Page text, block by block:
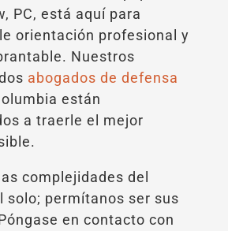
PC, está aquí para
orientación profesional y
Nuestros
abogados de defensa
están
a traerle el mejor
complejidades del
solo; permítanos ser sus
en contacto con